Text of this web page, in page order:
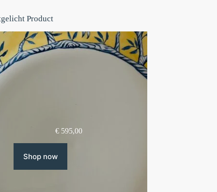
Product
€ 595,00
Shop now